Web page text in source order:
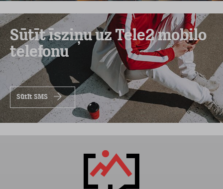
Sūtīt īsziņu uz Tele2 mobilo
telefonu
Sūtīt SMS